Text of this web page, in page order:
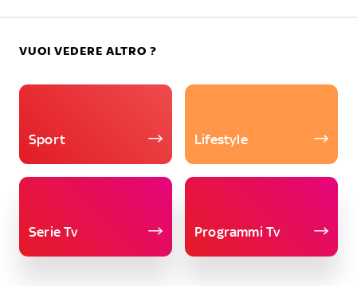
VUOI VEDERE ALTRO ?
Sport Lifestyle
Serie Tv Programmi Tv